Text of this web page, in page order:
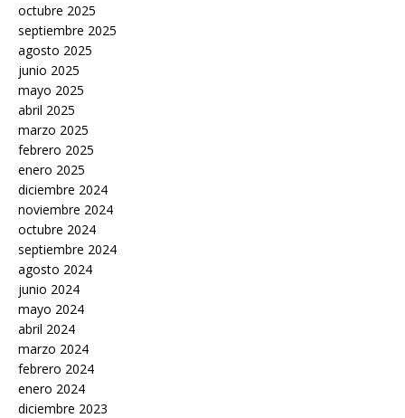
octubre 2025
septiembre 2025
agosto 2025
junio 2025
mayo 2025
abril 2025
marzo 2025
febrero 2025
enero 2025
diciembre 2024
noviembre 2024
octubre 2024
septiembre 2024
agosto 2024
junio 2024
mayo 2024
abril 2024
marzo 2024
febrero 2024
enero 2024
diciembre 2023